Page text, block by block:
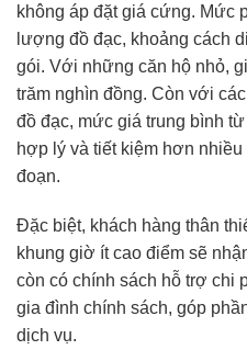
không áp đặt giá cứng. Mức
lượng đồ đạc, khoảng cách
gói. Với những căn hộ nhỏ,
trăm nghìn đồng. Còn với
đồ đạc, mức giá trung bình
hợp lý và tiết kiệm hơn
đoạn.
Đặc biệt, khách hàng thân
khung giờ ít cao điểm sẽ
còn có chính sách hỗ trợ chi
gia đình chính sách, góp
dịch vụ.